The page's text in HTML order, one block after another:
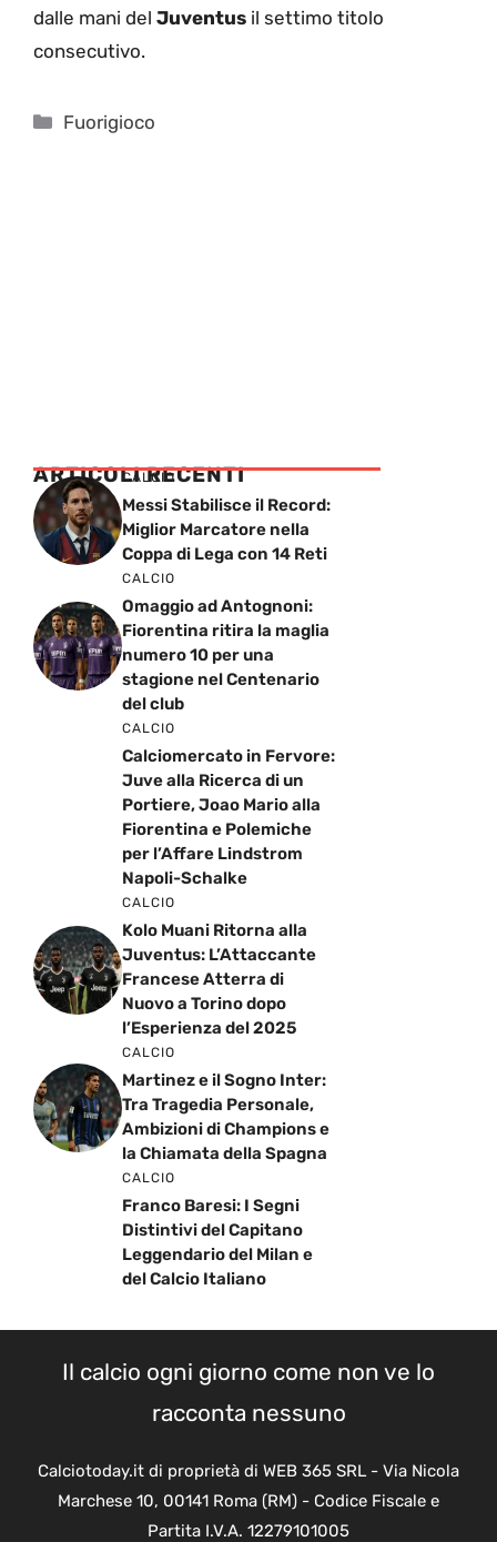
dalle mani del Juventus il settimo titolo
consecutivo.
Categorie
Fuorigioco
ARTICOLI RECENTI
CALCIO
Messi Stabilisce il Record:
Miglior Marcatore nella
Coppa di Lega con 14 Reti
CALCIO
Omaggio ad Antognoni:
Fiorentina ritira la maglia
numero 10 per una
stagione nel Centenario
del club
CALCIO
Calciomercato in Fervore:
Juve alla Ricerca di un
Portiere, Joao Mario alla
Fiorentina e Polemiche
per l’Affare Lindstrom
Napoli-Schalke
CALCIO
Kolo Muani Ritorna alla
Juventus: L’Attaccante
Francese Atterra di
Nuovo a Torino dopo
l’Esperienza del 2025
CALCIO
Martinez e il Sogno Inter:
Tra Tragedia Personale,
Ambizioni di Champions e
la Chiamata della Spagna
CALCIO
Franco Baresi: I Segni
Distintivi del Capitano
Leggendario del Milan e
del Calcio Italiano
Il calcio ogni giorno come non ve lo
racconta nessuno
Calciotoday.it di proprietà di WEB 365 SRL - Via Nicola
Marchese 10, 00141 Roma (RM) - Codice Fiscale e
Partita I.V.A. 12279101005